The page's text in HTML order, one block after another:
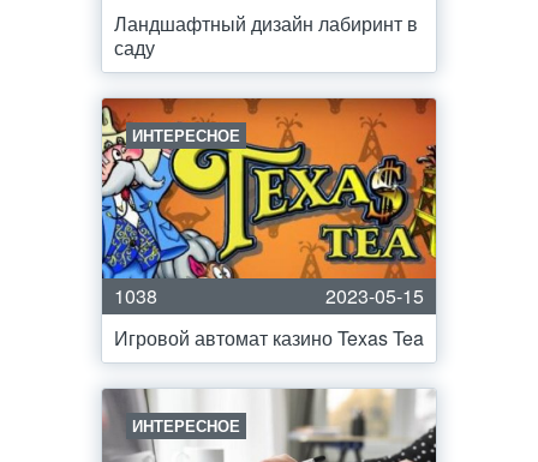
Ландшафтный дизайн лабиринт в
саду
ИНТЕРЕСНОЕ
1038
2023-05-15
Игровой автомат казино Texas Tea
ИНТЕРЕСНОЕ